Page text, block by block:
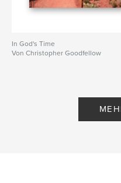
In God's Time
Von Christopher Goodfellow